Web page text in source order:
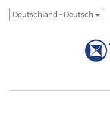
Deutschland - Deutsch